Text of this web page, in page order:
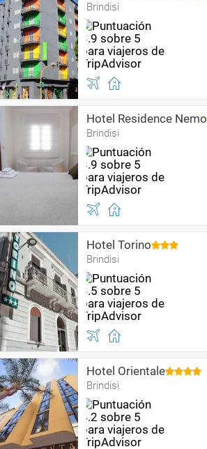
Brindisi
Hotel Residence Nemo
Brindisi
Hotel Torino
Brindisi
Hotel Orientale
Brindisi